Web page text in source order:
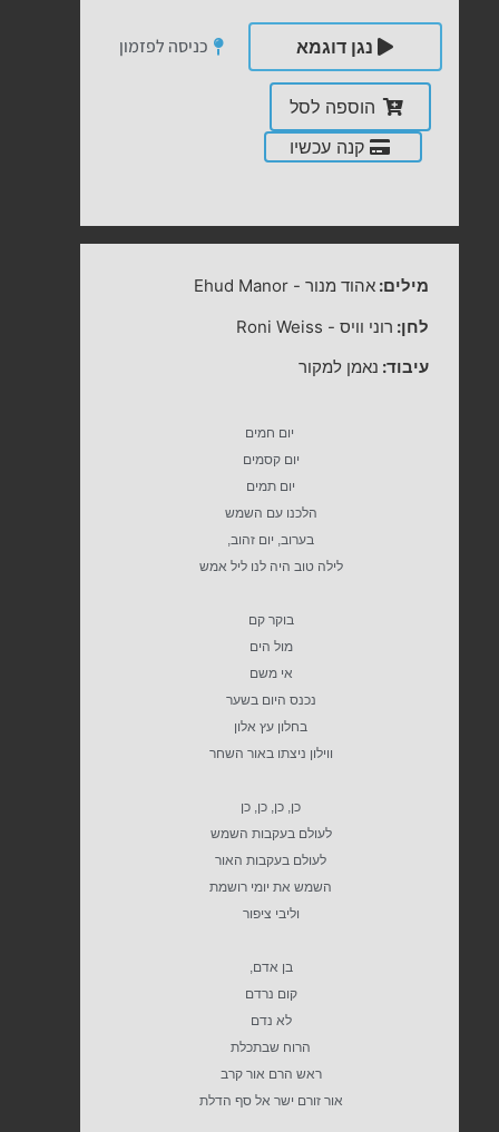
נגן דוגמא כניסה לפזמון
הוספה לסל
קנה עכשיו
מילים:אהוד מנור -
Ehud Manor
לחן: רוני וויס -
Roni Weiss
עיבוד: נאמן למקור
יום חמים
יום קסמים
יום תמים
הלכנו עם השמש
בערוב, יום זהוב,
לילה טוב היה לנו ליל אמש
בוקר קם
מול הים
אי משם
נכנס היום בשער
בחלון עץ אלון
ווילון ניצתו באור השחר
כן, כן, כן, כן
לעולם בעקבות השמש
לעולם בעקבות האור
השמש את יומי רושמת
וליבי ציפור
בן אדם,
קום נרדם
לא נדם
הרוח שבתכלת
ראש הרם אור קרב
אור זורם ישר אל סף הדלת